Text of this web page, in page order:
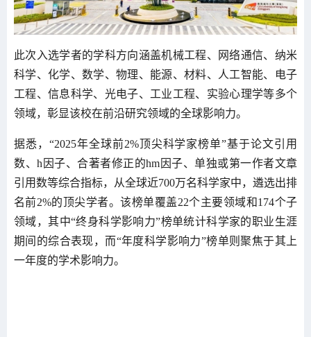
此次入选学者的学科方向涵盖机械工程、网络通信、纳米
科学、化学、数学、物理、能源、材料、人工智能、电子
工程、信息科学、光电子、工业工程、实验心理学等多个
领域，彰显该校在前沿研究领域的全球影响力。
据悉，“2025年全球前2%顶尖科学家榜单”基于论文引用
数、h因子、合著者修正的hm因子、单独或第一作者文章
引用数等综合指标，从全球近700万名科学家中，遴选出排
名前2%的顶尖学者。该榜单覆盖22个主要领域和174个子
领域，其中“终身科学影响力”榜单统计科学家的职业生涯
期间的综合表现，而“年度科学影响力”榜单则聚焦于其上
一年度的学术影响力。